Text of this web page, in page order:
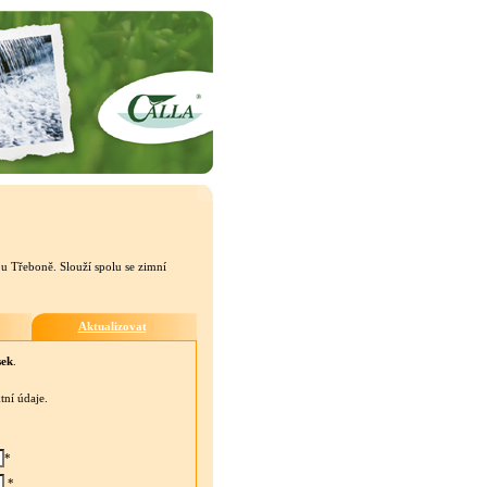
Třeboně. Slouží spolu se zimní
Aktualizovat
údaje.
*
*